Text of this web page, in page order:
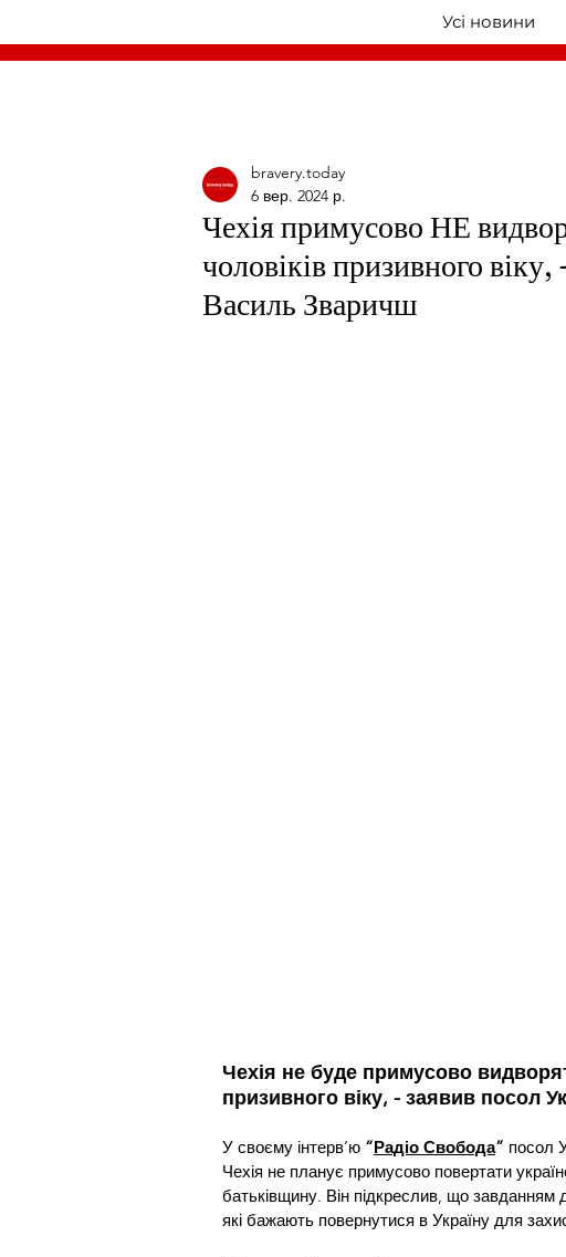
Усі новини
Чехія примусово НЕ
чоловіків призивного
Василь Зваричш
bravery.today
6 вер. 2024 р.
Чехія не буде примусово
призивного віку, - заявив посол
У своєму інтерв’ю “Радіо Свобода” посол
Чехія не планує примусово повертати
батьківщину. Він підкреслив, що
які бажають повернутися в Україну для